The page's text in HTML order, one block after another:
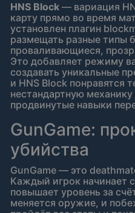
HNS Block — вариация
карту прямо во время
установлен плагин
размещать разные типы
проваливающиеся,
Это добавляет режиму
создавать уникальные
и HNS Block понравятся
нестандартную
продвинутые навыки
GunGame:
убийства
GunGame — это
Каждый игрок начинает
повышает уровень за
меняется оружие, и